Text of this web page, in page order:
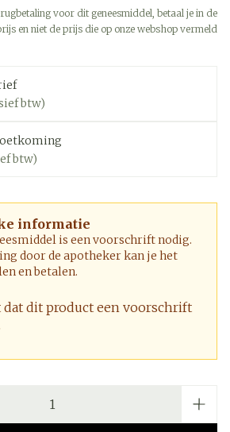
voor dit geneesmiddel, betaal je in de
en niet de prijs die op onze webshop vermeld
btw)
btw)
informatie
is een voorschrift nodig.
door de apotheker kan je het
en betalen.
dat dit product een voorschrift